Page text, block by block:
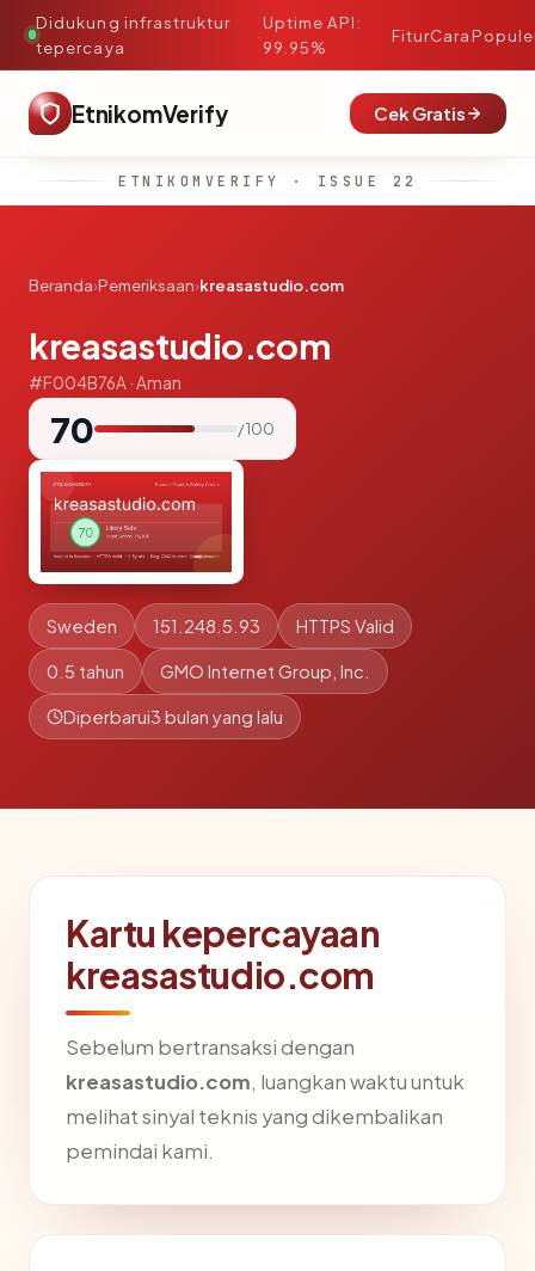
Didukung infrastruktur
tepercaya
·
Uptime API:
99.95%
FiturCara
EtnikomVerify Cek Gratis
ETNIKOMVERIFY · ISSUE 22
Beranda›Pemeriksaan›kreasastudio.com
kreasastudio.com
#F004B76A · Aman
70 / 100
Sweden 151.248.5.93 HTTPS Valid
0.5 tahun GMO Internet Group, Inc.
Diperbarui3 bulan yang lalu
Kartu kepercayaan
kreasastudio.com
Sebelum bertransaksi dengan
kreasastudio.com, luangkan waktu untuk
melihat sinyal teknis yang dikembalikan
pemindai kami.